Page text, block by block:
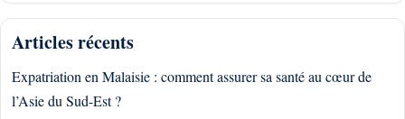
Articles récents
Expatriation en Malaisie : comment assurer sa santé au cœur de
l’Asie du Sud-Est ?